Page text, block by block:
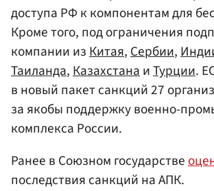
доступа РФ к компонентам для
Кроме того, под ограничения
компании изКитая,Сербии,
Таиланда,КазахстанаиТурции.
в новый пакет санкций 27
за якобы поддержку военно-
комплекса России.
Ранее в Союзном государстве
последствия санкций на АПК.